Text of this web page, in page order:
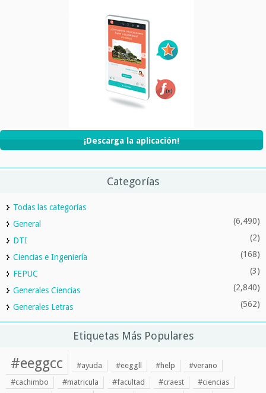
¡Descarga la aplicación!
Categorías
Todas las categorías
General
(6,490)
DTI (2)
Ciencias e Ingeniería (168)
FEPUC (3)
Generales Ciencias (2,840)
Generales Letras (562)
Etiquetas Más Populares
#eeggcc #ayuda #eeggll #help
#verano
#cachimbo
#matricula #facultad #craest
#ciencias